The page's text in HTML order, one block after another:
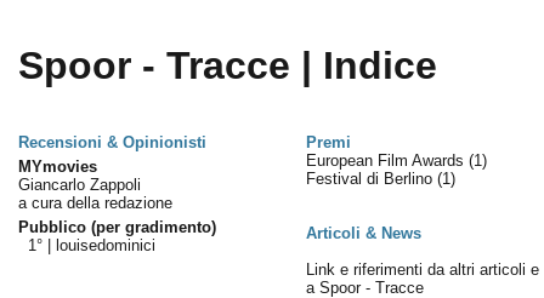
Spoor - Tracce | Indice
Recensioni & Opinionisti
Premi
MYmovies
Giancarlo Zappoli
a cura della redazione
Pubblico (per gradimento)
1° |
louisedominici
European Film Awards (1)
Festival di Berlino (1)
Articoli & News
Link e riferimenti da altri articoli e
a Spoor - Tracce